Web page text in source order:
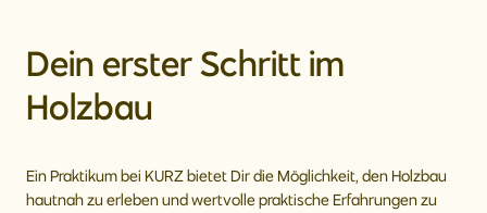
Dein erster Schritt im
Holzbau
Ein Praktikum bei KURZ bietet Dir die Möglichkeit, den Holzbau
hautnah zu erleben und wertvolle praktische Erfahrungen zu